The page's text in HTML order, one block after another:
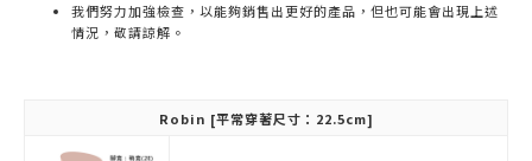
我們努力加強檢查，以能夠銷售出更好的產品，但也可能會出現上述
情況，敬請諒解。
Robin [平常穿著尺寸：22.5cm]